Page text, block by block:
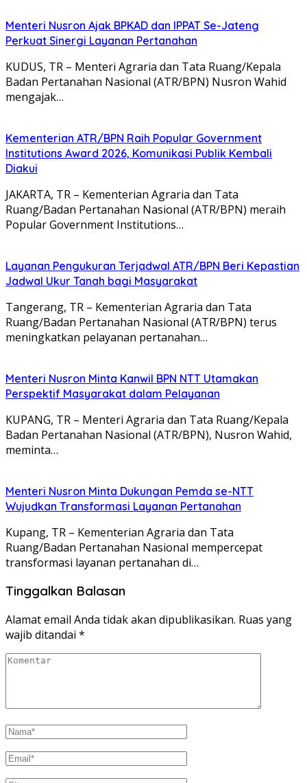
Menteri Nusron Ajak BPKAD dan IPPAT Se-Jateng
Perkuat Sinergi Layanan Pertanahan
KUDUS, TR – Menteri Agraria dan Tata Ruang/Kepala
Badan Pertanahan Nasional (ATR/BPN) Nusron Wahid
mengajak…
Kementerian ATR/BPN Raih Popular Government
Institutions Award 2026, Komunikasi Publik Kembali
Diakui
JAKARTA, TR – Kementerian Agraria dan Tata
Ruang/Badan Pertanahan Nasional (ATR/BPN) meraih
Popular Government Institutions…
Layanan Pengukuran Terjadwal ATR/BPN Beri Kepastian
Jadwal Ukur Tanah bagi Masyarakat
Tangerang, TR – Kementerian Agraria dan Tata
Ruang/Badan Pertanahan Nasional (ATR/BPN) terus
meningkatkan pelayanan pertanahan…
Menteri Nusron Minta Kanwil BPN NTT Utamakan
Perspektif Masyarakat dalam Pelayanan
KUPANG, TR – Menteri Agraria dan Tata Ruang/Kepala
Badan Pertanahan Nasional (ATR/BPN), Nusron Wahid,
meminta…
Menteri Nusron Minta Dukungan Pemda se-NTT
Wujudkan Transformasi Layanan Pertanahan
Kupang, TR – Kementerian Agraria dan Tata
Ruang/Badan Pertanahan Nasional mempercepat
transformasi layanan pertanahan di…
Tinggalkan Balasan
Alamat email Anda tidak akan dipublikasikan. Ruas yang
wajib ditandai *